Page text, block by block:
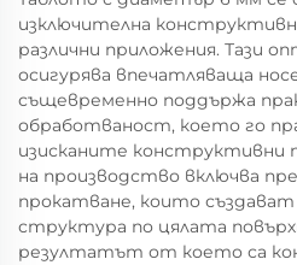
изключителна
различни приложения. Тази
осигурява впечатляваща
същевременно поддържа
обработваност, което го
изисканите конструктивни
на производство включва
прокатване, които
структура по цялата
резултатът от което са